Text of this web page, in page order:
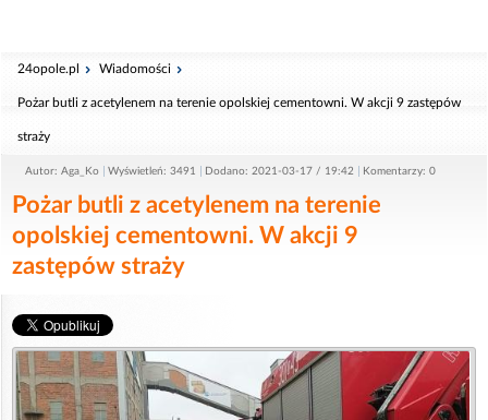
24opole.pl Wiadomości
Pożar butli z acetylenem na terenie opolskiej cementowni. W akcji 9 zastępów
straży
Autor: Aga_Ko Wyświetleń: 3491 Dodano: 2021-03-17 / 19:42 Komentarzy: 0
Pożar butli z acetylenem na terenie
opolskiej cementowni. W akcji 9
zastępów straży